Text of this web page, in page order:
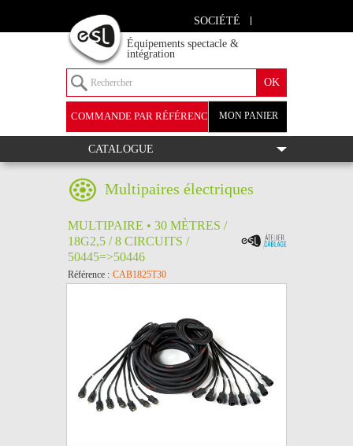
SOCIÉTÉ
Équipements spectacle &
intégration
MON PANIER
COMMANDE PAR RÉFÉRENCE
+
CATALOGUE
Multipaires électriques
MULTIPAIRE • 30 MÈTRES /
18G2,5 / 8 CIRCUITS /
50445=>50446
Référence : CAB1825T30